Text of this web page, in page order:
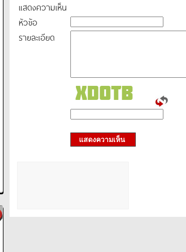
แสดงความเห็น
หัวข้อ
รายละเอียด
แสดงความเห็น